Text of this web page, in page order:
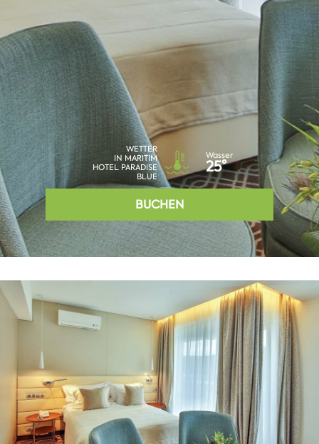
WETTER
IN MARITIM
HOTEL PARADISE
BLUE
Wasser
25°
BUCHEN